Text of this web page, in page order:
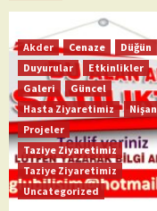
Akder Cenaze
Düğün
Duyurular
Etkinlikler
Galeri
Güncel
Hasta Ziyaretimiz
Nişan
Projeler
Taziye Ziyaretimiz
Taziye Ziyaretimiz
Uncategorized